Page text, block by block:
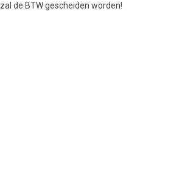
de BTW gescheiden worden!